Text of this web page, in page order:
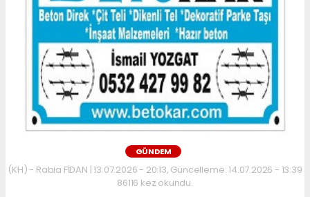
GÜNDEM
(KH) - Rabia FİDAN | 13.07.2026 - 20:13, Güncelleme: 14.07.2026 - 13:39
86116 kez okundu.